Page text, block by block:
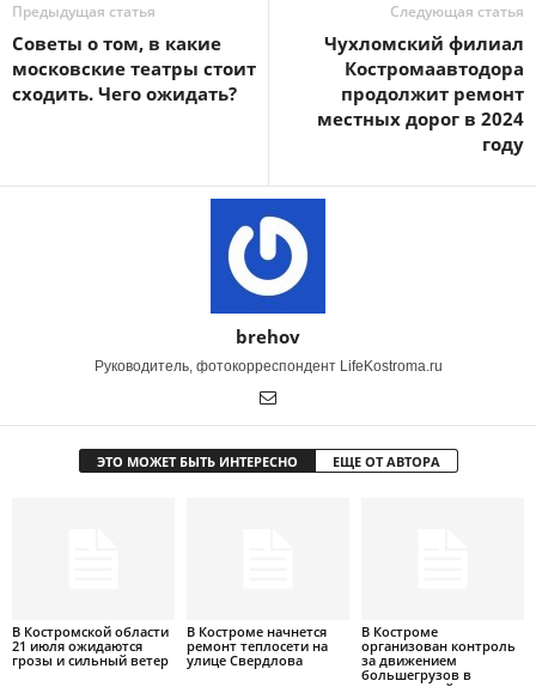
Предыдущая статья
Советы о том, в какие
московские театры стоит
сходить. Чего ожидать?
Следующая статья
Чухломский филиал
Костромаавтодора
продолжит ремонт
местных дорог в 2024
году
brehov
Руководитель, фотокорреспондент LifeKostroma.ru
ЭТО МОЖЕТ БЫТЬ ИНТЕРЕСНО ЕЩЕ ОТ АВТОРА
В Костромской области
21 июля ожидаются
грозы и сильный ветер
В Костроме начнется
ремонт теплосети на
улице Свердлова
В Костроме
организован контроль
за движением
большегрузов в